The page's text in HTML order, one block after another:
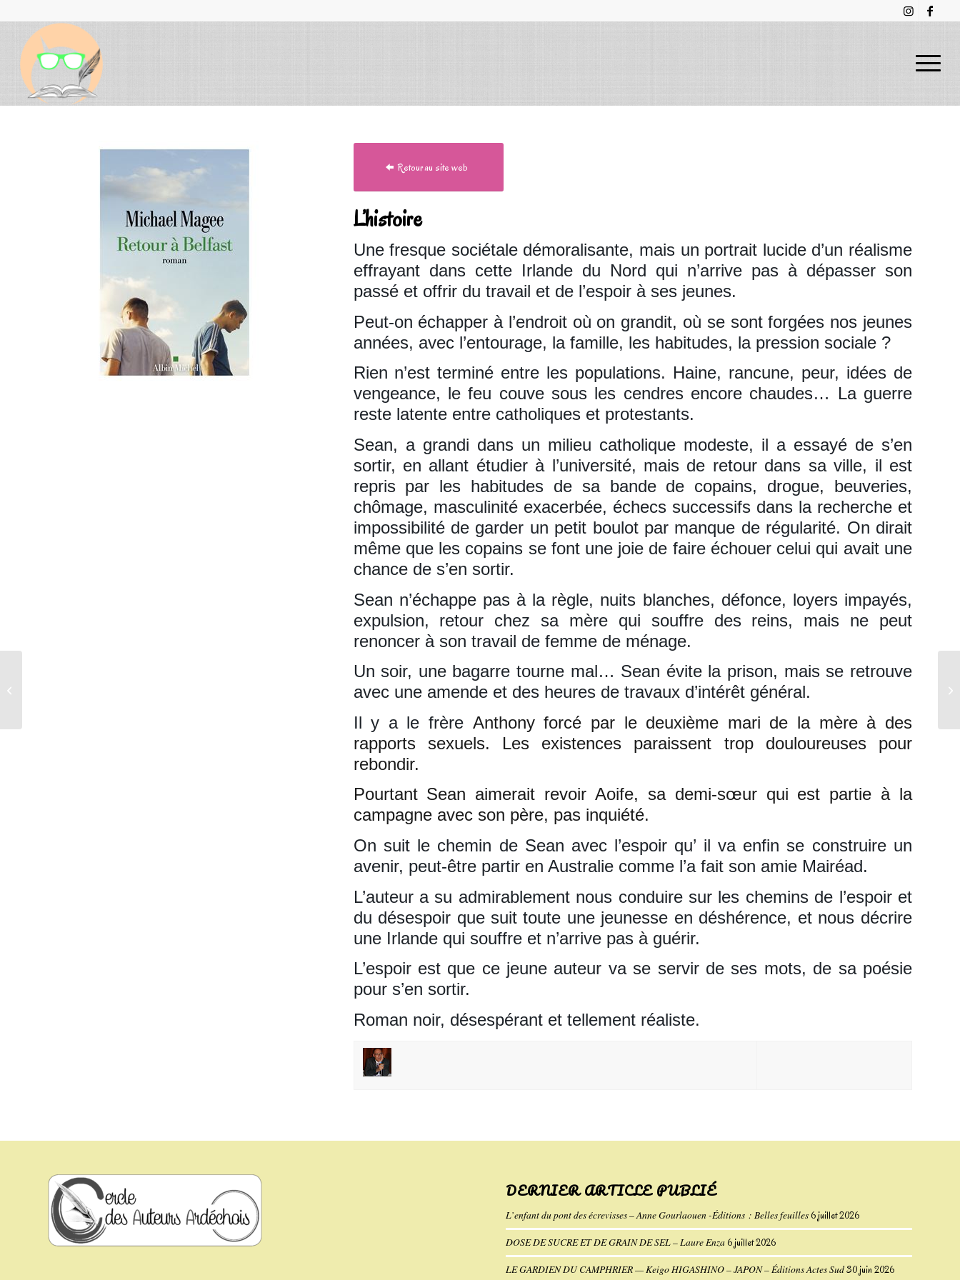
Retour au site web
L’histoire
Une fresque sociétale démoralisante, mais un portrait lucide d’un réalisme
effrayant dans cette Irlande du Nord qui n’arrive pas à dépasser son
passé et offrir du travail et de l’espoir à ses jeunes.
Peut-on échapper à l’endroit où on grandit, où se sont forgées nos jeunes
années, avec l’entourage, la famille, les habitudes, la pression sociale ?
Rien n’est terminé entre les populations. Haine, rancune, peur, idées de
vengeance, le feu couve sous les cendres encore chaudes… La guerre
reste latente entre catholiques et protestants.
Sean, a grandi dans un milieu catholique modeste, il a essayé de s’en
sortir, en allant étudier à l’université, mais de retour dans sa ville, il est
repris par les habitudes de sa bande de copains, drogue, beuveries,
chômage, masculinité exacerbée, échecs successifs dans la recherche et
impossibilité de garder un petit boulot par manque de régularité. On dirait
même que les copains se font une joie de faire échouer celui qui avait une
chance de s’en sortir.
Sean n’échappe pas à la règle, nuits blanches, défonce, loyers impayés,
expulsion, retour chez sa mère qui souffre des reins, mais ne peut
renoncer à son travail de femme de ménage.
Un soir, une bagarre tourne mal… Sean évite la prison, mais se retrouve
avec une amende et des heures de travaux d’intérêt général.
Il y a le frère Anthony forcé par le deuxième mari de la mère à des
rapports sexuels. Les existences paraissent trop douloureuses pour
rebondir.
Pourtant Sean aimerait revoir Aoife, sa demi-sœur qui est partie à la
campagne avec son père, pas inquiété.
On suit le chemin de Sean avec l’espoir qu’ il va enfin se construire un
avenir, peut-être partir en Australie comme l’a fait son amie Mairéad.
L’auteur a su admirablement nous conduire sur les chemins de l’espoir et
du désespoir que suit toute une jeunesse en déshérence, et nous décrire
une Irlande qui souffre et n’arrive pas à guérir.
L’espoir est que ce jeune auteur va se servir de ses mots, de sa poésie
pour s’en sortir.
Roman noir, désespérant et tellement réaliste.
DERNIER ARTICLE PUBLIÉ
L’enfant du pont des écrevisses – Anne Gourlaouen -Éditions : Belles feuilles6 juillet 2026
DOSE DE SUCRE ET DE GRAIN DE SEL – Laure Enza6 juillet 2026
LE GARDIEN DU CAMPHRIER — Keigo HIGASHINO – JAPON – Éditions Actes Sud30 juin 2026